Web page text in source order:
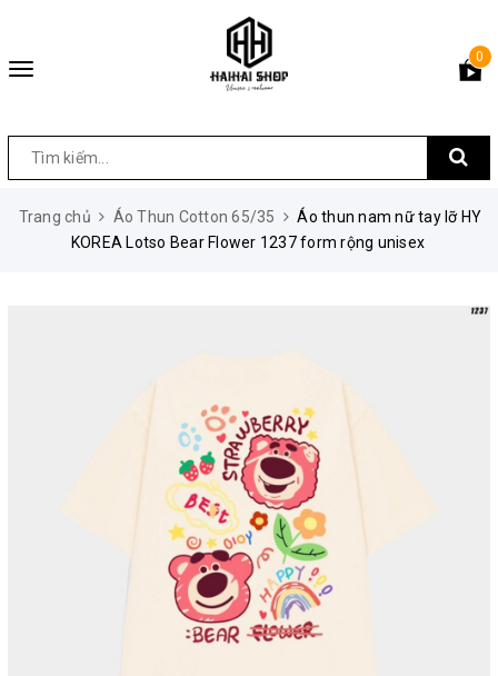
Toggle
0
Trang chủ Áo Thun Cotton 65/35
Áo thun nam nữ tay lỡ HY
KOREA Lotso Bear Flower 1237 form rộng unisex